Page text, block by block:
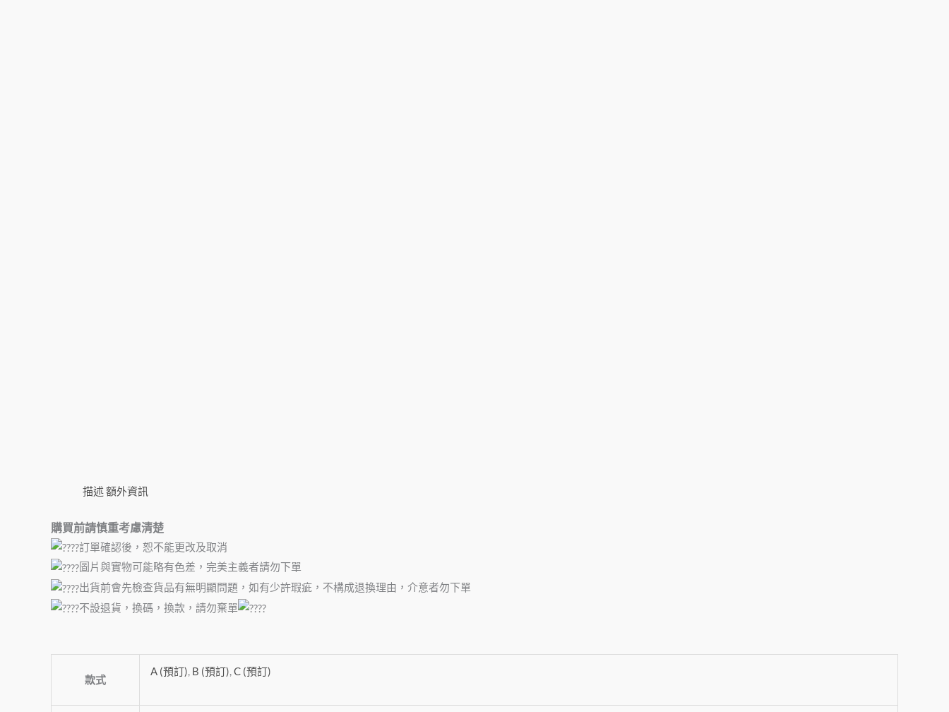
描述額外資訊
購買前請慎重考慮清楚
訂單確認後，恕不能更改及取消
圖片與實物可能略有色差，完美主義者請勿下單
出貨前會先檢查貨品有無明顯問題，如有少許瑕疵，不構成退換理由，介意者勿下單
不設退貨，換碼，換款，請勿棄單
款式
A (預訂), B (預訂),C (預訂)